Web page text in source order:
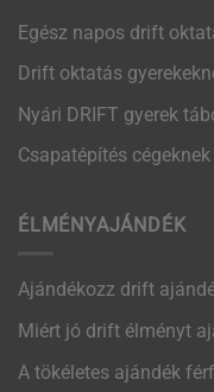
Egész napos drift
Drift oktatás
Nyári DRIFT gyerek
Csapatépítés cégeknek
ÉLMÉNYAJÁNDÉK
Ajándékozz drift
Miért jó drift élményt
A tökéletes ajándék